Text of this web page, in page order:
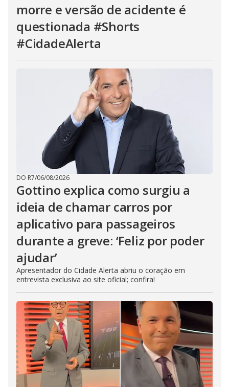
morre e versão de acidente é
questionada #Shorts
#CidadeAlerta
DO R7/06/08/2026
Gottino explica como surgiu a
ideia de chamar carros por
aplicativo para passageiros
durante a greve: ‘Feliz por poder
ajudar’
Apresentador do Cidade Alerta abriu o coração em
entrevista exclusiva ao site oficial; confira!